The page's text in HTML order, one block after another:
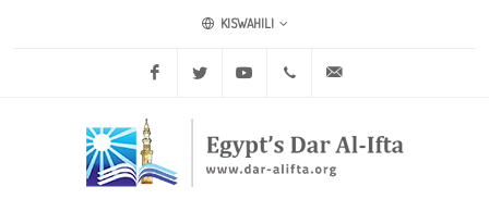
KISWAHILI
Facebook Twitter Youtube +20 2 25970400